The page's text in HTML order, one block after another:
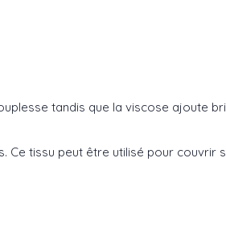
tandis que la viscose ajoute
tissu peut être utilisé pour couvrir